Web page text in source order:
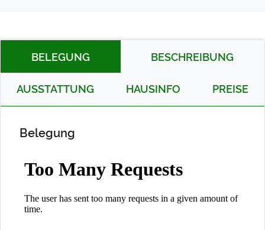
BELEGUNG BESCHREIBUNG
AUSSTATTUNG HAUSINFO PREISE
Belegung